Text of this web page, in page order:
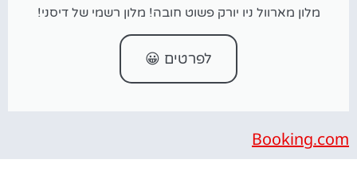
מלון מארוול ניו יורק פשוט חובה! מלון רשמי של דיסני!
לפרטים 😀
Booking.com